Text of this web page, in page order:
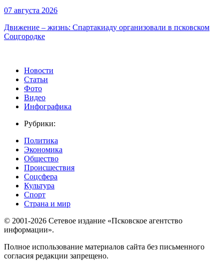
07 августа 2026
Движение – жизнь: Спартакиаду организовали в псковском
Соцгородке
Новости
Статьи
Фото
Видео
Инфографика
Рубрики:
Политика
Экономика
Общество
Происшествия
Соцсфера
Культура
Спорт
Страна и мир
© 2001-2026 Сетевое издание «Псковское агентство
информации».
Полное использование материалов сайта без письменного
согласия редакции запрещено.